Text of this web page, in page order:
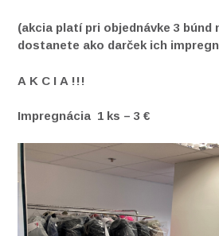
(akcia platí pri objednávke 3 búnd
dostanete ako darček ich
A K C I A !!!
Impregnácia 1 ks – 3 €